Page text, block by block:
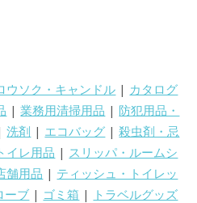
ウソク・キャンドル | カタログ
|業務用清掃用品 | 防犯用品・
洗剤 | エコバッグ |殺虫剤・忌
イレ用品 | スリッパ・ルームシ
舗用品 | ティッシュ・トイレッ
ーブ | ゴミ箱 |
トラベルグッズ